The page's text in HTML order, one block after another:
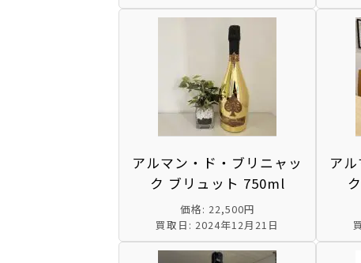
アルマン・ド・ブリニャッ
ク ブリュット 750ml
価格: 22,500円
買取日: 2024年12月21日
ア